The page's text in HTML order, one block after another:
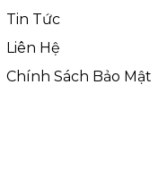
Tin Tức
Liên Hệ
Chính Sách Bảo Mật